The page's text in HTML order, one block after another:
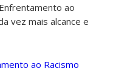
ao
vez mais alcance e
ao Racismo